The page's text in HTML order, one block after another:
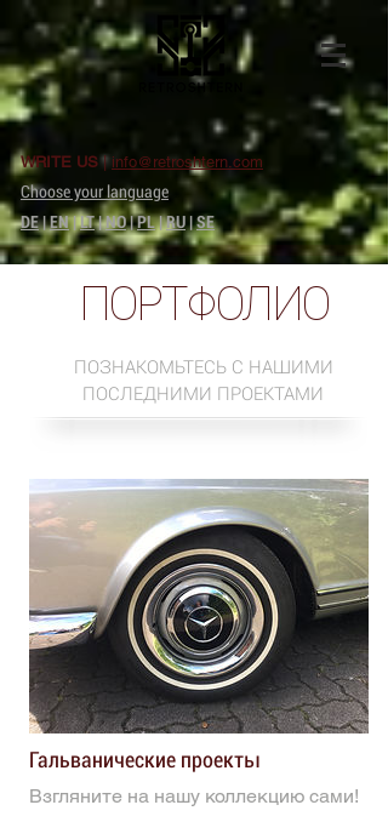
WRITE US| info@retroshtern.com
Choose your language
DE|EN|LT|NO|PL|RU|SE
ПОЗНАКОМЬТЕСЬ С НАШИМИ
ПОСЛЕДНИМИ ПРОЕКТАМИ
Гальванические проекты
Взгляните на нашу коллекцию сами!
ПОРТФОЛИО